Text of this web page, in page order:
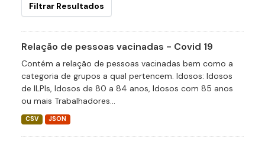
Filtrar Resultados
Relação de pessoas vacinadas - Covid 19
Contém a relação de pessoas vacinadas bem como a
categoria de grupos a qual pertencem. Idosos: Idosos
de ILPIs, Idosos de 80 a 84 anos, Idosos com 85 anos
ou mais Trabalhadores...
CSV JSON